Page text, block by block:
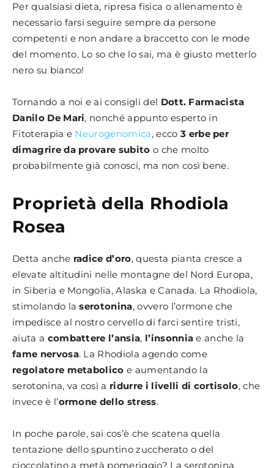
Per qualsiasi dieta, ripresa fisica o allenamento è
necessario farsi seguire sempre da persone
competenti e non andare a braccetto con le mode
del momento. Lo so che lo sai, ma è giusto metterlo
nero su bianco!
Tornando a noi e ai consigli del Dott. Farmacista
Danilo De Mari, nonché appunto esperto in
Fitoterapia e Neurogenomica, ecco 3 erbe per
dimagrire da provare subito o che molto
probabilmente già conosci, ma non così bene.
Proprietà della Rhodiola
Rosea
Detta anche radice d’oro, questa pianta cresce a
elevate altitudini nelle montagne del Nord Europa,
in Siberia e Mongolia, Alaska e Canada. La Rhodiola,
stimolando laserotonina, ovvero l’ormone che
impedisce al nostro cervello di farci sentire tristi,
aiuta a combattere l’ansia, l’insonnia e anche la
fame nervosa. La Rhodiola agendo come
regolatore metabolico e aumentando la
serotonina, va così a ridurre i livelli di cortisolo, che
invece è l’ormone dello stress.
In poche parole, sai cos’è che scatena quella
tentazione dello spuntino zuccherato o del
cioccolatino a metà pomeriggio? La serotonina